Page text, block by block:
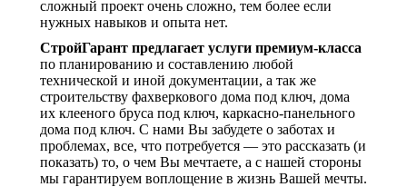
сложный проект очень сложно, тем более если
нужных навыков и опыта нет.
СтройГарант предлагает услуги премиум-класса
по планированию и составлению любой
технической и иной документации, а так же
строительству фахверкового дома под ключ, дома
их клееного бруса под ключ, каркасно-панельного
дома под ключ. С нами Вы забудете о заботах и
проблемах, все, что потребуется — это рассказать (и
показать) то, о чем Вы мечтаете, а с нашей стороны
мы гарантируем воплощение в жизнь Вашей мечты.